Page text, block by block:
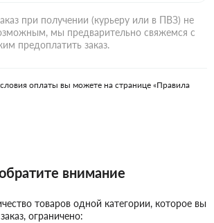
при получении (курьеру или в ПВЗ) не
мы предварительно свяжемся с
предоплатить заказ.
оплаты вы можете на странице «Правила
внимание
товаров одной категории, которое вы
ограничено: